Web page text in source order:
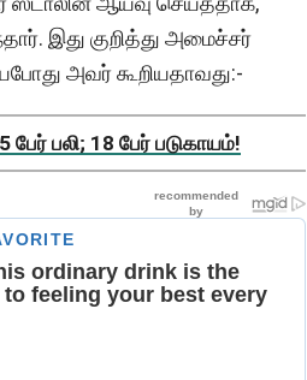
இது குறித்து அமைச்சர்
அவர் கூறியதாவது:-
பலி; 18 பேர் படுகாயம்!